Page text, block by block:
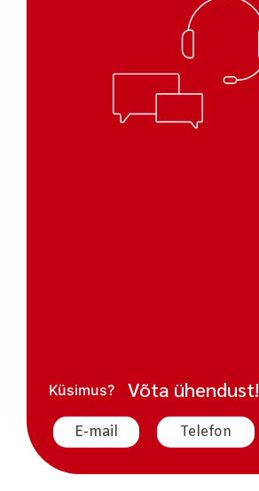
Küsimus? Võta ühendust!
E-mail Telefon